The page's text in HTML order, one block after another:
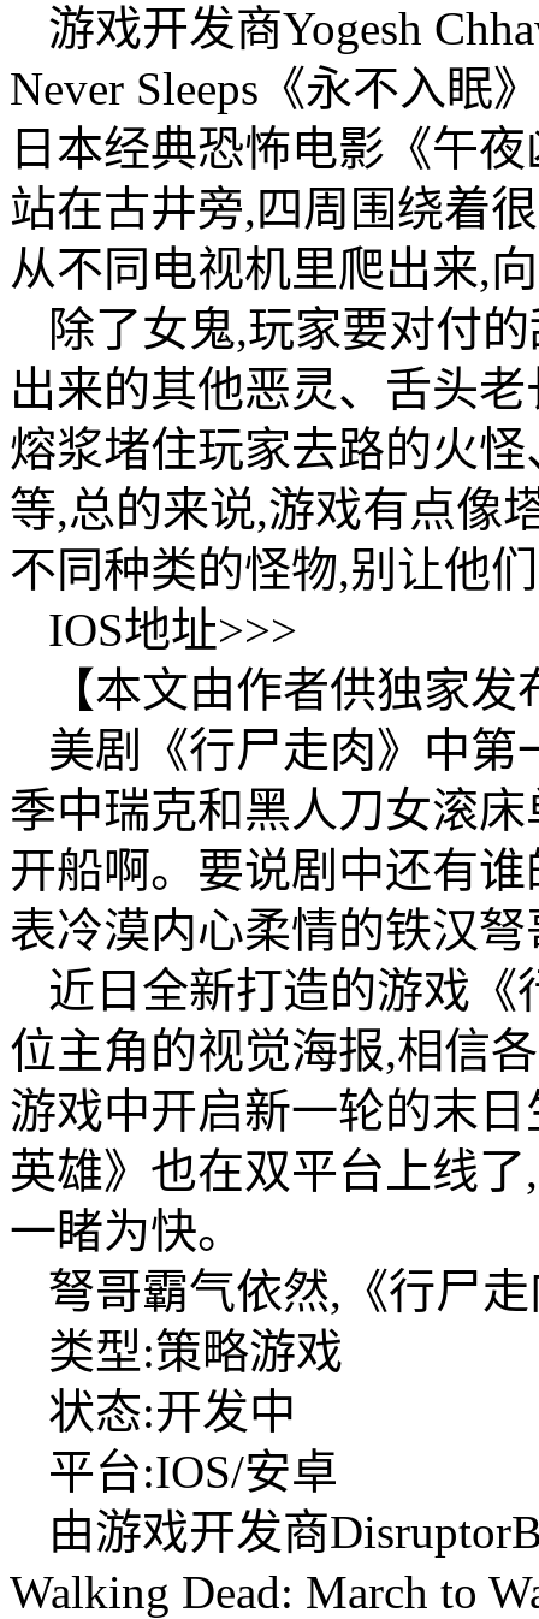
游戏开发商Yogesh
Never Sleeps《永不入眠
日本经典恐怖电影《午
站在古井旁,四周围绕着
从不同电视机里爬出来,
除了女鬼,玩家要对付
出来的其他恶灵、舌头
熔浆堵住玩家去路的火
等,总的来说,游戏有点像
不同种类的怪物,别让他
IOS地址>>>
【本文由作者供独家
美剧《行尸走肉》中
季中瑞克和黑人刀女滚
开船啊。要说剧中还有
表冷漠内心柔情的铁汉弩
近日全新打造的游戏
位主角的视觉海报,相信
游戏中开启新一轮的末
英雄》也在双平台上线
一睹为快。
弩哥霸气依然,《行尸
类型:策略游戏
状态:开发中
平台:IOS/安卓
由游戏开发商
Walking Dead: March to